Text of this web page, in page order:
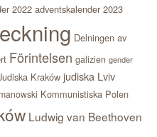
2022 adventskalender 2023
Delningen av
Förintelsen galizien gender
Kraków judiska Lviv
Kommunistiska Polen
Ludwig van Beethoven